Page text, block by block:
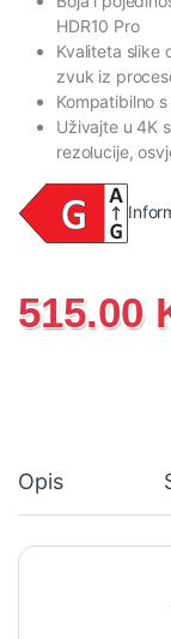
HDR10 Pro
Kvaliteta slike
zvuk iz
Kompatibilno
Uživajte u 4K
rezolucije,
515.00
Opis